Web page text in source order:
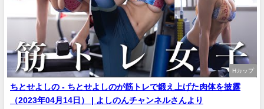
Hカップ
ちとせよしの - ちとせよしのが筋トレで鍛え上げた肉体を披露
（2023年04月14日） | よしのんチャンネルさんより